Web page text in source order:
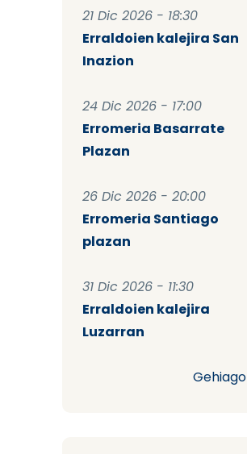
21 Dic 2026 - 18:30
Erraldoien kalejira San
Inazion
24 Dic 2026 - 17:00
Erromeria Basarrate
Plazan
26 Dic 2026 - 20:00
Erromeria Santiago
plazan
31 Dic 2026 - 11:30
Erraldoien kalejira
Luzarran
Gehiago